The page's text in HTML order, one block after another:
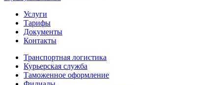
Услуги
Тарифы
Документы
Контакты
Транспортная логистика
Курьерская служба
Таможенное оформление